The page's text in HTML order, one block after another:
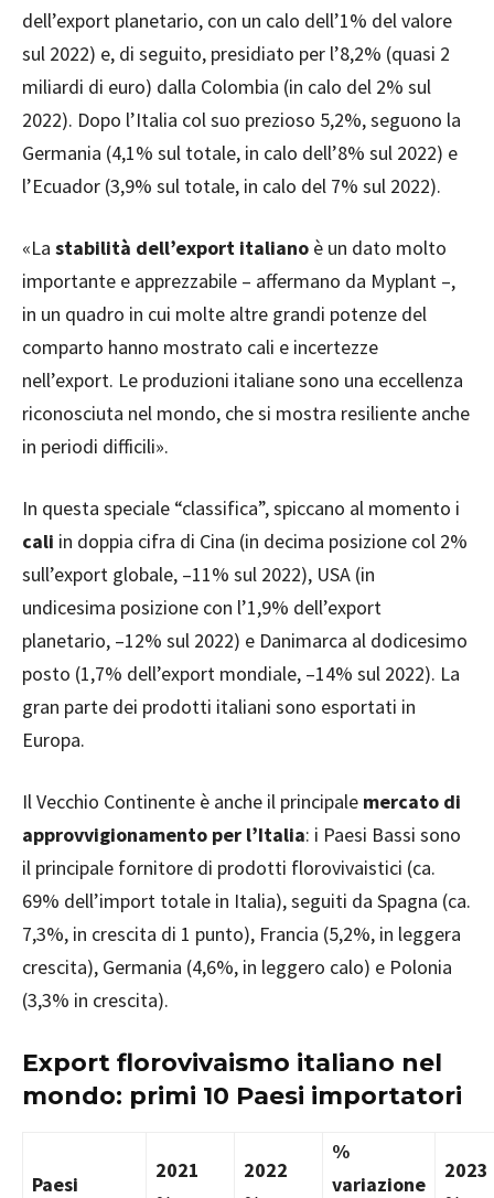
dell’export planetario, con un calo dell’1% del valore
sul 2022) e, di seguito, presidiato per l’8,2% (quasi 2
miliardi di euro) dalla Colombia (in calo del 2% sul
2022). Dopo l’Italia col suo prezioso 5,2%, seguono la
Germania (4,1% sul totale, in calo dell’8% sul 2022) e
l’Ecuador (3,9% sul totale, in calo del 7% sul 2022).
«La stabilità dell’export italiano è un dato molto
importante e apprezzabile – affermano da Myplant –,
in un quadro in cui molte altre grandi potenze del
comparto hanno mostrato cali e incertezze
nell’export. Le produzioni italiane sono una eccellenza
riconosciuta nel mondo, che si mostra resiliente anche
in periodi difficili».
In questa speciale “classifica”, spiccano al momento i
cali in doppia cifra di Cina (in decima posizione col 2%
sull’export globale, –11% sul 2022), USA (in
undicesima posizione con l’1,9% dell’export
planetario, –12% sul 2022) e Danimarca al dodicesimo
posto (1,7% dell’export mondiale, –14% sul 2022). La
gran parte dei prodotti italiani sono esportati in
Europa.
Il Vecchio Continente è anche il principale mercato di
approvvigionamento per l’Italia: i Paesi Bassi sono
il principale fornitore di prodotti florovivaistici (ca.
69% dell’import totale in Italia), seguiti da Spagna (ca.
7,3%, in crescita di 1 punto), Francia (5,2%, in leggera
crescita), Germania (4,6%, in leggero calo) e Polonia
(3,3% in crescita).
Export florovivaismo italiano nel
mondo: primi 10 Paesi importatori
Paesi
2021
2022
%
variazione
2023